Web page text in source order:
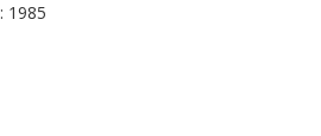
: 1985